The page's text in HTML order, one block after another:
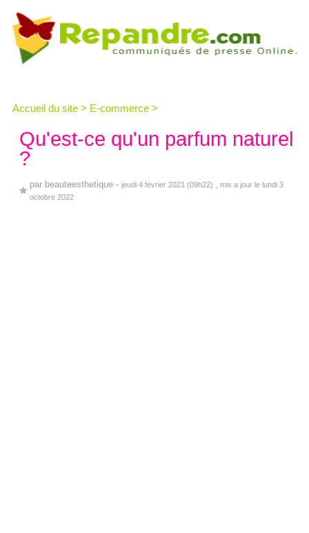
Accueil du site > E-commerce >
Qu'est-ce qu'un parfum naturel
?
par beauteesthetique - jeudi 4 février 2021 (09h22)
, mis a jour le lundi 3
octobre 2022